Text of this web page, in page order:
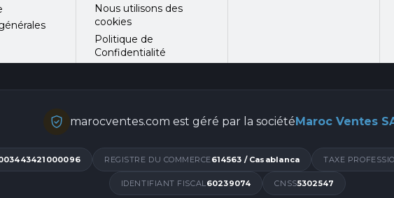
Nous utilisons des
cookies
Politique de
Confidentialité
marocventes.com est géré par la sociétéMaroc Ventes
REGISTRE DU COMMERCE614563 / Casablanca TAXE
IDENTIFIANT FISCAL 60239074 CNSS5302547